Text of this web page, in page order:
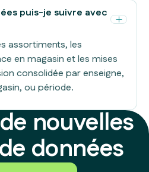
puis-je suivre avec
assortiments, les
en magasin et les mises
consolidée par enseigne,
ou période.
nouvelles
données